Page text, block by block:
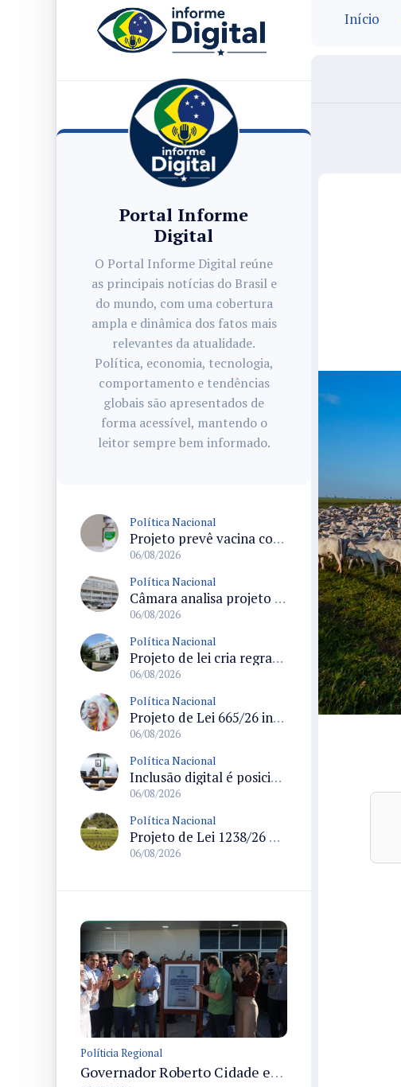
Portal Informe
Digital
O Portal Informe Digital reúne
as principais notícias do Brasil e
do mundo, com uma cobertura
ampla e dinâmica dos fatos mais
relevantes da atualidade.
Política, economia, tecnologia,
comportamento e tendências
globais são apresentados de
forma acessível, mantendo o
leitor sempre bem informado.
Política Nacional
Projeto prevê vacina contra HPV obrigatória e testes moleculares para rastreamento do câncer do colo do útero
06/08/2026
Política Nacional
Câmara analisa projeto que cria Política Nacional de Qualificação e Valorização da Preceptoria na Residência Médica
06/08/2026
Política Nacional
Projeto de lei cria regras para punir litigância abusiva reversa e integrar sistemas do Judiciário
06/08/2026
Política Nacional
Projeto de Lei 665/26 institui política nacional para prevenção ao transfeminicídio e prevê medidas de proteção e reparação
06/08/2026
Política Nacional
Inclusão digital é posicionada como pilar essencial da reurbanização de favelas e periferias
06/08/2026
Política Nacional
Projeto de Lei 1238/26 propõe validação automática do Cadastro Ambiental Rural para imóveis de até quatro módulos fiscais
06/08/2026
Políticia Regional
Governador Roberto Cidade entrega readequação do ambulatório da FCecon e amplia capacidade de atendimento oncológico em Manaus
Início